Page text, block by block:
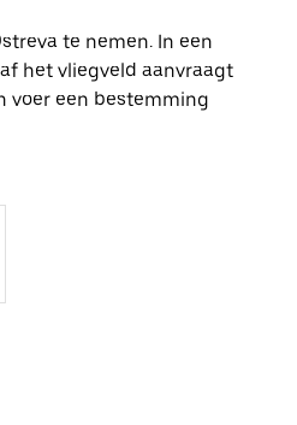
te nemen. In een
het vliegveld aanvraagt
voer een bestemming